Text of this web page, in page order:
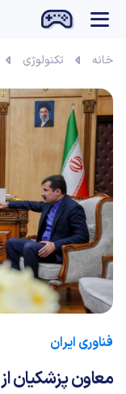
بازی آنلاین
خانه تکنولوژی
فناوری ایران
معاون پزشکیان از